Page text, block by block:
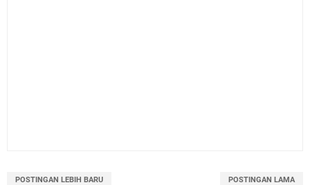
POSTINGAN LEBIH BARU POSTINGAN LAMA